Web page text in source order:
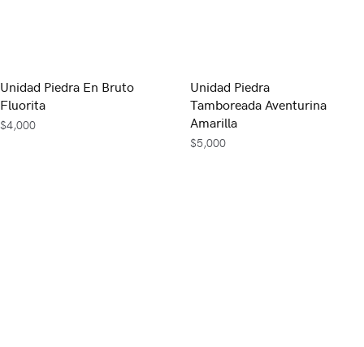
Unidad Piedra En Bruto
Fluorita
$4,000
Unidad Piedra
Tamboreada Aventurina
Amarilla
$5,000